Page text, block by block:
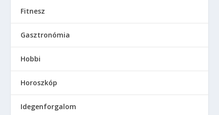
Fitnesz
Gasztronómia
Hobbi
Horoszkóp
Idegenforgalom